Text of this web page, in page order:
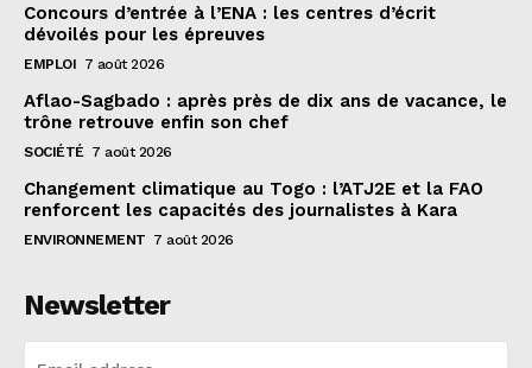
Concours d’entrée à l’ENA : les centres d’écrit
dévoilés pour les épreuves
EMPLOI 7 août 2026
Aflao-Sagbado : après près de dix ans de vacance, le
trône retrouve enfin son chef
SOCIÉTÉ 7 août 2026
Changement climatique au Togo : l’ATJ2E et la FAO
renforcent les capacités des journalistes à Kara
ENVIRONNEMENT 7 août 2026
Newsletter